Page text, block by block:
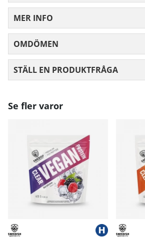
MER INFO
OMDÖMEN
STÄLL EN PRODUKTFRÅGA
Se fler varor